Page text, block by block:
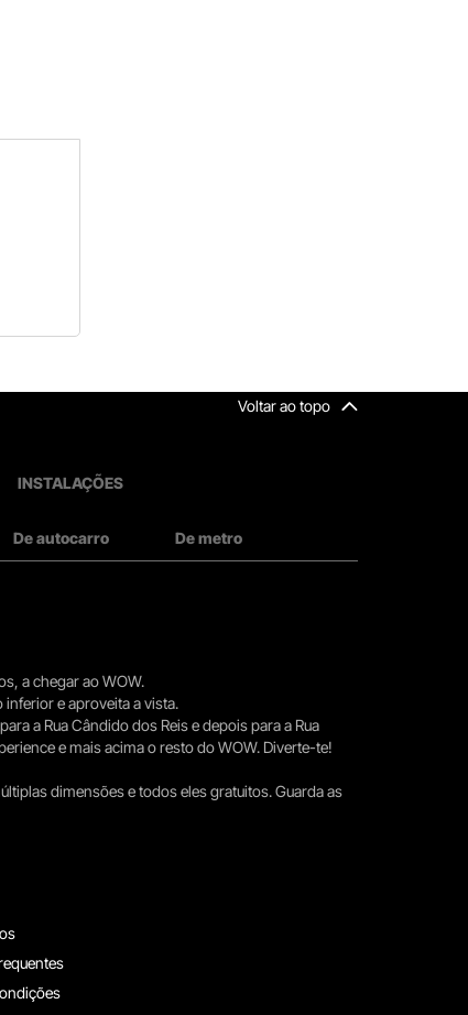
Voltar ao topo
INSTALAÇÕES
De autocarro De metro
a chegar ao WOW.
inferior e aproveita a vista.
a Rua Cândido dos Reis e depois para a Rua
e mais acima o resto do WOW. Diverte-te!
dimensões e todos eles gratuitos. Guarda as